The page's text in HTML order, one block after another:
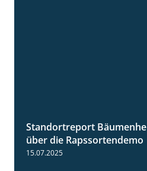
Standortreport
über die Rapssortendemo
15.07.2025